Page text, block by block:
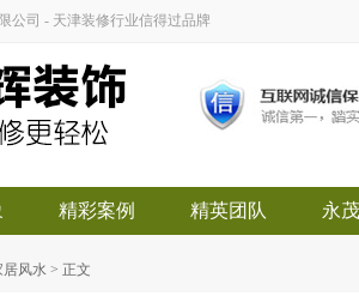
公司 - 天津装修行业信得过品牌
精彩案例 精英团队 永
居风水 > 正文